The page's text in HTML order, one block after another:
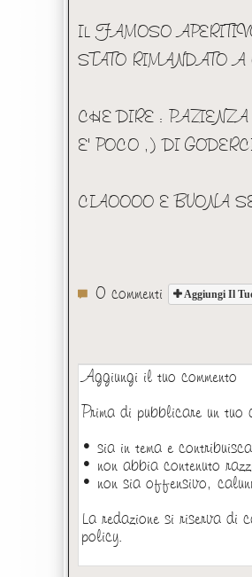
IL FAMOSO
STATO RIMANDATO
CHE DIRE :
E' POCO ,) DI
CIAOOOO E BUONA
0 commenti Aggiungi Il
Aggiungi il tuo commento
Prima di pubblicare un tuo
• sia in tema e
• non abbia contenuto
• non sia offensivo,
La redazione si riserva di
policy.